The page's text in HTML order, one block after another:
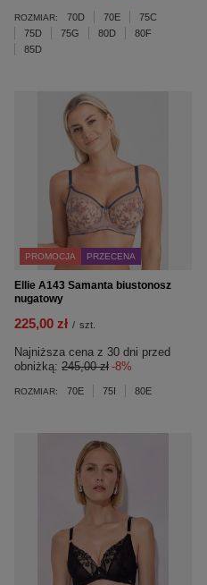
ROZMIAR: 70D 70E
75C
75D
75G 80D
80F
85D
PROMOCJA PRZECENA
Ellie A143 Samanta biustonosz
nugatowy
225,00 zł / szt.
Najniższa cena z 30 dni przed
obniżką: 245,00 zł -8%
ROZMIAR: 70E 75I 80E